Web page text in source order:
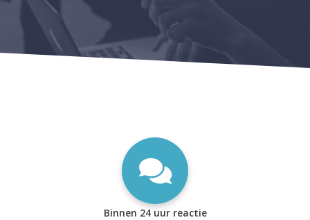
1. Seo voor beginners +
2. Onderzoeken +
Binnen 24 uur reactie